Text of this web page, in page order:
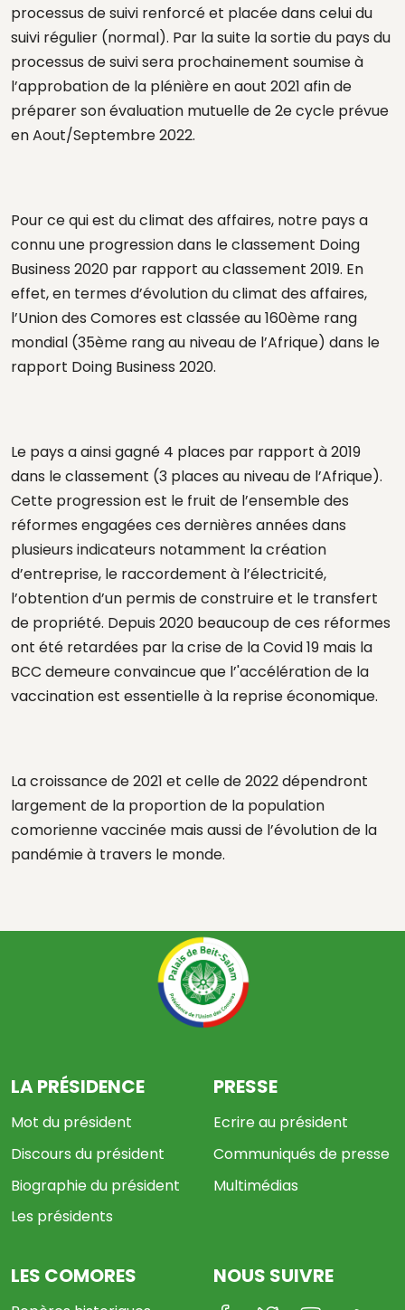
processus de suivi renforcé et placée dans celui du
suivi régulier (normal). Par la suite la sortie du pays du
processus de suivi sera prochainement soumise à
l’approbation de la plénière en aout 2021 afin de
préparer son évaluation mutuelle de 2e cycle prévue
en Aout/Septembre 2022.
Pour ce qui est du climat des affaires, notre pays a
connu une progression dans le classement Doing
Business 2020 par rapport au classement 2019. En
effet, en termes d’évolution du climat des affaires,
l’Union des Comores est classée au 160ème rang
mondial (35ème rang au niveau de l’Afrique) dans le
rapport Doing Business 2020.
Le pays a ainsi gagné 4 places par rapport à 2019
dans le classement (3 places au niveau de l’Afrique).
Cette progression est le fruit de l’ensemble des
réformes engagées ces dernières années dans
plusieurs indicateurs notamment la création
d’entreprise, le raccordement à l’électricité,
l’obtention d’un permis de construire et le transfert
de propriété. Depuis 2020 beaucoup de ces réformes
ont été retardées par la crise de la Covid 19 mais la
BCC demeure convaincue que l’'accélération de la
vaccination est essentielle à la reprise économique.
La croissance de 2021 et celle de 2022 dépendront
largement de la proportion de la population
comorienne vaccinée mais aussi de l’évolution de la
pandémie à travers le monde.
LA PRÉSIDENCE
Mot du président
Discours du président
Biographie du président
Les présidents
PRESSE
Ecrire au président
Communiqués de presse
Multimédias
LES COMORES NOUS SUIVRE